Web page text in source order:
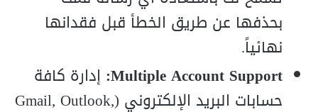
بحذفها عن طريق الخطأ قبل فقدانها
نهائياً.
Multiple Account Support: إدارة كافة
حسابات البريد الإلكتروني (Gmail, Outlook,